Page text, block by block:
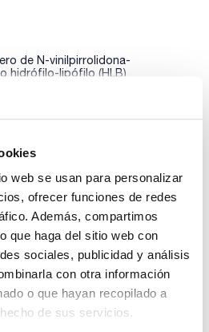
web se usan para personalizar
ofrecer funciones de redes
Además, compartimos
que haga del sitio web con
sociales, publicidad y análisis
con otra información
o que hayan recopilado a
de sus servicios.
de N-vinilpirrolidona-
hidrófilo-lipófilo (HLB)
amplia variedad de
para compuestos polares.
en fase sólida (SPE) ENVIRO-
específicamente para el
de analitos ambientales como
poliaromáticos,
compuestos relacionados con
de extracción ultralimpios
resistentes, permite purificar
los compuestos presentes
traza.
Clean® están diseñados
de aplicaciones ambientales
la EPA de EE.UU.
COA
Regístrate para
descargas